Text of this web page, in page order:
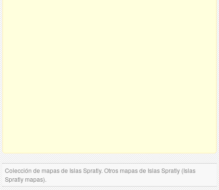
Colección de mapas de Islas Spratly. Otros mapas de Islas Spratly (Islas
Spratly mapas).